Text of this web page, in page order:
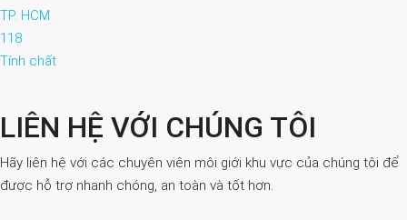
TP. HCM
118
Tính chất
LIÊN HỆ VỚI CHÚNG TÔI
Hãy liên hệ với các chuyên viên môi giới khu vực của chúng tôi để
được hỗ trợ nhanh chóng, an toàn và tốt hơn.